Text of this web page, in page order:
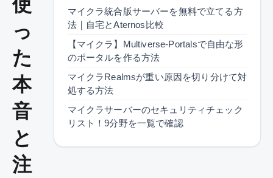
使
っ
た
本
音
と
注
マイクラ統合版サーバーを無料で立てる方
法｜自宅とAternos比較
【マイクラ】Multiverse-Portalsで自由な形
のポータルを作る方法
マイクラRealmsが重い原因を切り分けて対
処する方法
マイクラサーバーのセキュリティチェック
リスト！9分野を一覧で確認